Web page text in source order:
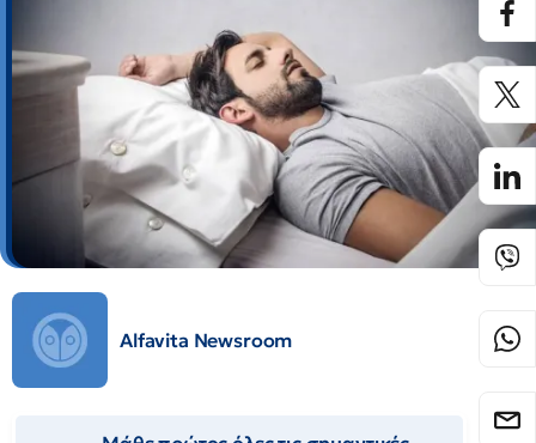
Alfavita Newsroom